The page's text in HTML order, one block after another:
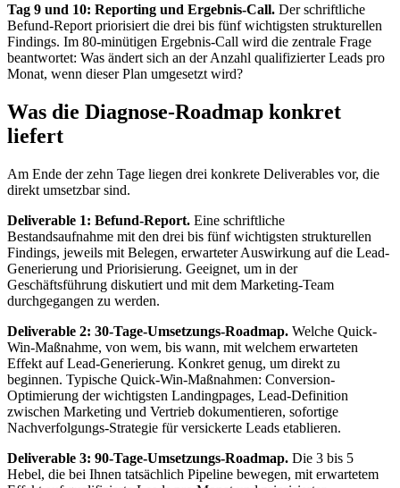
Tag 9 und 10: Reporting und Ergebnis-Call. Der schriftliche
Befund-Report priorisiert die drei bis fünf wichtigsten strukturellen
Findings. Im 80-minütigen Ergebnis-Call wird die zentrale Frage
beantwortet: Was ändert sich an der Anzahl qualifizierter Leads pro
Monat, wenn dieser Plan umgesetzt wird?
Was die Diagnose-Roadmap konkret
liefert
Am Ende der zehn Tage liegen drei konkrete Deliverables vor, die
direkt umsetzbar sind.
Deliverable 1: Befund-Report. Eine schriftliche
Bestandsaufnahme mit den drei bis fünf wichtigsten strukturellen
Findings, jeweils mit Belegen, erwarteter Auswirkung auf die Lead-
Generierung und Priorisierung. Geeignet, um in der
Geschäftsführung diskutiert und mit dem Marketing-Team
durchgegangen zu werden.
Deliverable 2: 30-Tage-Umsetzungs-Roadmap. Welche Quick-
Win-Maßnahme, von wem, bis wann, mit welchem erwarteten
Effekt auf Lead-Generierung. Konkret genug, um direkt zu
beginnen. Typische Quick-Win-Maßnahmen: Conversion-
Optimierung der wichtigsten Landingpages, Lead-Definition
zwischen Marketing und Vertrieb dokumentieren, sofortige
Nachverfolgungs-Strategie für versickerte Leads etablieren.
Deliverable 3: 90-Tage-Umsetzungs-Roadmap. Die 3 bis 5
Hebel, die bei Ihnen tatsächlich Pipeline bewegen, mit erwartetem